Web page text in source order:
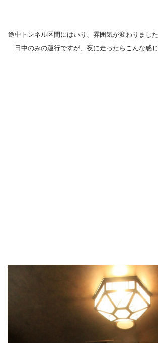
途中トンネル区間にはいり、雰囲気が変わりまし
日中のみの運行ですが、夜に走ったらこんな感